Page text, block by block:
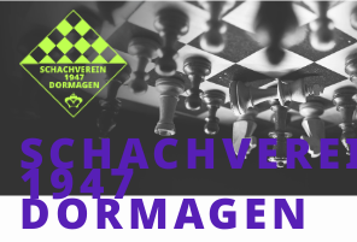
1947
DORMAGEN